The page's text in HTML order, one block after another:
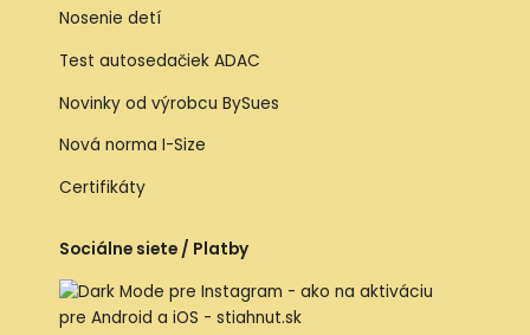
Nosenie detí
Test autosedačiek ADAC
Novinky od výrobcu BySues
Nová norma I-Size
Certifikáty
Sociálne siete / Platby